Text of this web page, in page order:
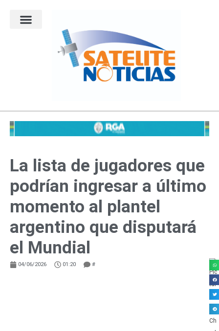
La lista de jugadores que
podrían ingresar a último
momento al plantel
argentino que disputará
el Mundial
04/06/2026 01:20 #